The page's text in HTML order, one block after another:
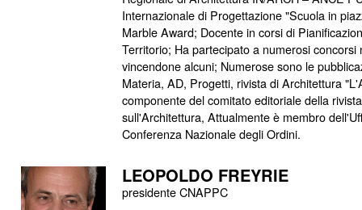
Internazionale di Progettazione "Scuola in
Marble Award; Docente in corsi di
Territorio; Ha partecipato a numerosi concorsi
vincendone alcuni; Numerose sono le
Materia, AD, Progetti, rivista di Architettura
componente del comitato editoriale della
sull'Architettura, Attualmente è membro
Conferenza Nazionale degli Ordini.
LEOPOLDO FREYRIE
presidente CNAPPC